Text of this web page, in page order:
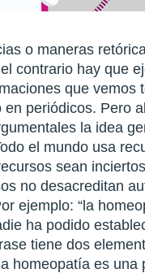
o maneras
contrario hay que
que vemos
en periódicos. Pero
la idea
el mundo usa
sean
no desacreditan
ejemplo: “la
ha podido
tiene dos
homeopatía es una